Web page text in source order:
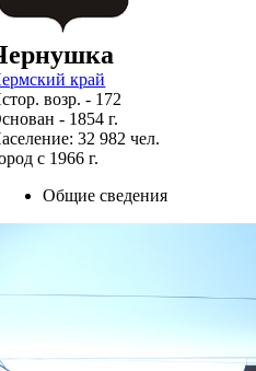
край
возр. - 172
- 1854 г.
32 982 чел.
с 1966 г.
Общие сведения